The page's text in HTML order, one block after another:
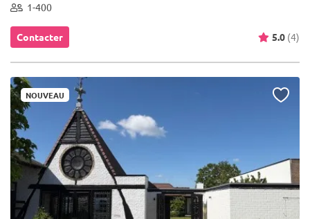
1-400
Contacter 5.0 (4)
NOUVEAU